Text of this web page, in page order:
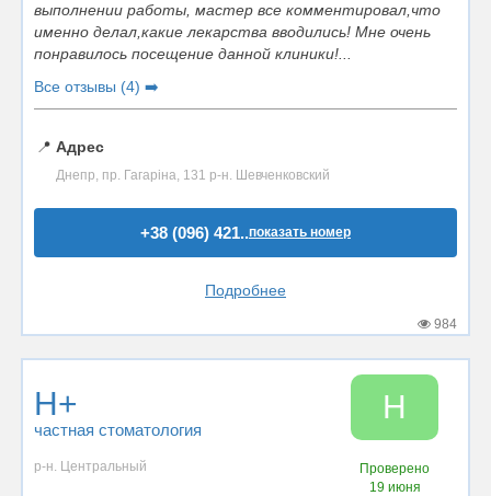
выполнении работы, мастер все комментировал,что
именно делал,какие лекарства вводились! Мне очень
понравилось посещение данной клиники!...
Все отзывы (4) ➡️
📍 Адрес
Днепр, пр. Гагаріна, 131 р-н. Шевченковский
+38 (096) 421..показать номер
Подробнее
984
Н+
частная стоматология
Н
р-н. Центральный
Проверено
19 июня